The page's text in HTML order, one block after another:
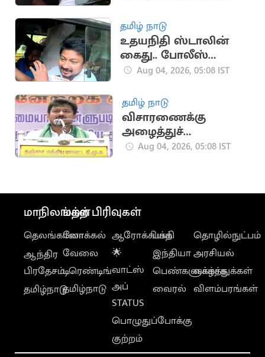
தமிழ் நாடு
உதயநிதி ஸ்டாலின்
கைது.. போலீஸ்
அதிரடி
Aug 04, 2026, 05:08 IST
தமிழ் நாடு
விசாரணைக்கு
அழைத்துச்
செல்லப்படும் உதயநிதி
Aug 04, 2026, 05:08 IST
மாநிலங்கள்
தெலங்கானா
ஆந்திர
பிரதேசம்
தமிழ்நாடு
மற்ற பிரிவுகள்
லோக்கல்
வேலை
டிரெண்டிங்
தமிழ்நாடு
ஆரோக்கியம்
🌟
வாட்ஸ்
அப்
STATUS
பொழுதுப்போக்கு
குற்றம்
பக்தி
இந்தியா
பெண்களுக்காக
வைரல்
தொழில்நுட்பம்
அரசியல்
வாழ்த்துக்கள்
விளம்பரங்கள்